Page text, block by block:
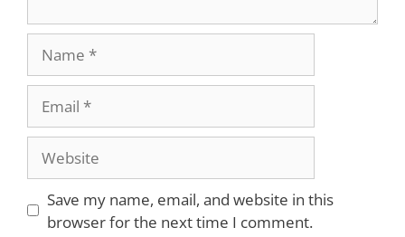
Website
Save my name, email, and website in this
browser for the next time I comment.